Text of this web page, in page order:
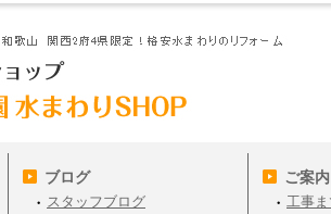
ブログ
スタッフブログ
ご案内
工事